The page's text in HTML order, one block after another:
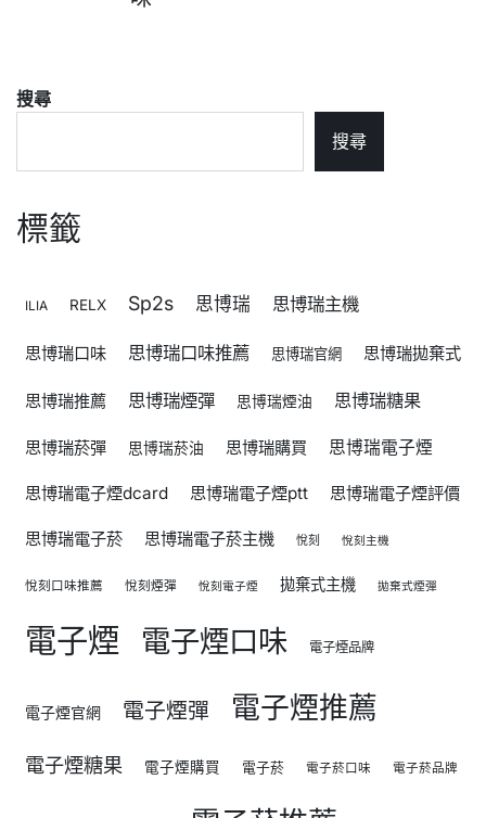
搜尋
搜尋
標籤
ILIA RELX Sp2s 思博瑞 思博瑞主機
思博瑞口味 思博瑞口味推薦 思博瑞官網 思博瑞拋棄式
思博瑞推薦 思博瑞煙彈 思博瑞煙油 思博瑞糖果
思博瑞菸彈 思博瑞菸油 思博瑞購買 思博瑞電子煙
思博瑞電子煙dcard 思博瑞電子煙ptt 思博瑞電子煙評價
思博瑞電子菸 思博瑞電子菸主機 悅刻 悅刻主機
悅刻口味推薦 悅刻煙彈 悅刻電子煙 拋棄式主機 拋棄式煙彈
電子煙 電子煙口味 電子煙品牌
電子煙官網 電子煙彈 電子煙推薦
電子煙糖果 電子煙購買 電子菸 電子菸口味 電子菸品牌